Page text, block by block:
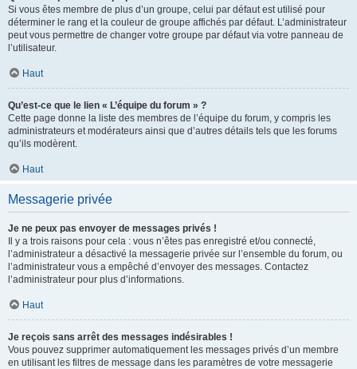
Si vous êtes membre de plus d’un groupe, celui par défaut est utilisé pour
déterminer le rang et la couleur de groupe affichés par défaut. L’administrateur
peut vous permettre de changer votre groupe par défaut via votre panneau de
l’utilisateur.
Haut
Qu’est-ce que le lien « L’équipe du forum » ?
Cette page donne la liste des membres de l’équipe du forum, y compris les
administrateurs et modérateurs ainsi que d’autres détails tels que les forums
qu’ils modèrent.
Haut
Messagerie privée
Je ne peux pas envoyer de messages privés !
Il y a trois raisons pour cela : vous n’êtes pas enregistré et/ou connecté,
l’administrateur a désactivé la messagerie privée sur l’ensemble du forum, ou
l’administrateur vous a empêché d’envoyer des messages. Contactez
l’administrateur pour plus d’informations.
Haut
Je reçois sans arrêt des messages indésirables !
Vous pouvez supprimer automatiquement les messages privés d’un membre
en utilisant les filtres de message dans les paramètres de votre messagerie